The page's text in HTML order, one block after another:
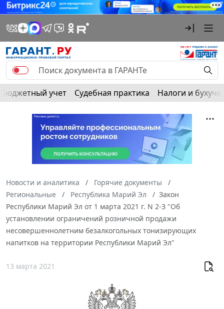
Бюджетный учет Судебная практика Налоги и
Новости и аналитика
Горячие документы
Региональные
Республика Марий Эл
Закон
Республики Марий Эл от 1 марта 2021 г. N 2-З "Об
установлении ограничений розничной продажи
несовершеннолетним безалкогольных тонизирующих
напитков на территории Республики Марий Эл"
13 марта 2021